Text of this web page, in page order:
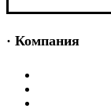
· Компания